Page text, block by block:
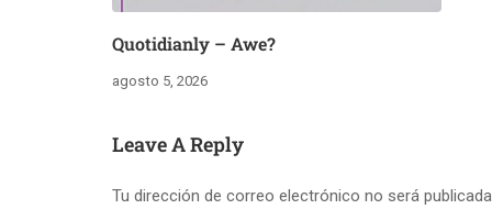
Quotidianly – Awe?
agosto 5, 2026
Leave A Reply
Tu dirección de correo electrónico no será